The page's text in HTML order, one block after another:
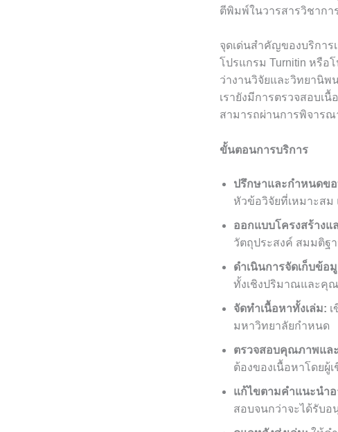
ตีพิมพ์ในวารสารวิชาก
จุดเด่นสำคัญของบริการ
โปรแกรม Turnitin หรือ
ว่างานวิจัยและวิทยานิพ
เรายังมีการตรวจสอบเ
สามารถผ่านการพิจาร
ขั้นตอนการบริการ
ปรึกษาและกำหนดขอ
หัวข้อวิจัยที่เหมาะสม
ออกแบบโครงสร้างแ
วัตถุประสงค์ สมมติฐ
ดำเนินการจัดเก็บข้อ
ทั้งเชิงปริมาณและคุ
จัดทำเนื้อหาทั้งเล่ม:
มหาวิทยาลัยกำหนด
ตรวจสอบคุณภาพแล
ต้องของเนื้อหาโดยผู้
แก้ไขตามคำแนะนำอ
สอบจนกว่าจะได้รับอ